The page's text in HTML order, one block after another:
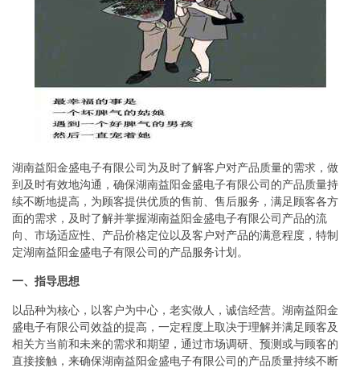
湖南益阳金盛电子有限公司为及时了解客户对产品质量的需求，做
到及时有效地沟通，确保湖南益阳金盛电子有限公司的产品质量持
续不断地提高，为顾客提供优质的售前、售后服务，满足顾客各方
面的需求，及时了解并掌握湖南益阳金盛电子有限公司产品的流
向、市场适应性、产品价格定位以及客户对产品的满意程度，特制
定湖南益阳金盛电子有限公司的产品服务计划。
一、指导思想
以品种为核心，以客户为中心，老实做人，诚信经营。湖南益阳金
盛电子有限公司效益的提高，一定程度上取决于理解并满足顾客及
相关方当前和未来的需求和期望，通过市场调研、预测或与顾客的
直接接触，来确保湖南益阳金盛电子有限公司的产品质量持续不断